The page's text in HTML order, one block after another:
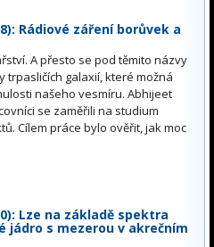
Rádiové záření borůvek a
A přesto se pod těmito názvy
trpasličích galaxií, které možná
našeho vesmíru. Abhijeet
se zaměřili na studium
Cílem práce bylo ověřit, jak moc
Lze na základě spektra
s mezerou v akrečním